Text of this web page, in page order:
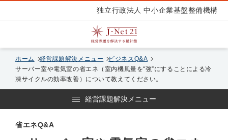
独立行政法人 中小企業基盤整備機構
ホーム 経営課題解決メニュー
ビジネスQ&A
サーバー室や電気室の省エネ（室内機風量を“強”にすることによる冷
凍サイクルの効率改善）について教えてください。
経営課題解決メニュー
省エネQ&A